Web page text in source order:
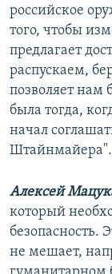
российское
того, чтобы
предлагает
распускаем,
позволяет
была тогда,
начал
Штайнмайера".
Алексей
который
безопасность.
не мешает,